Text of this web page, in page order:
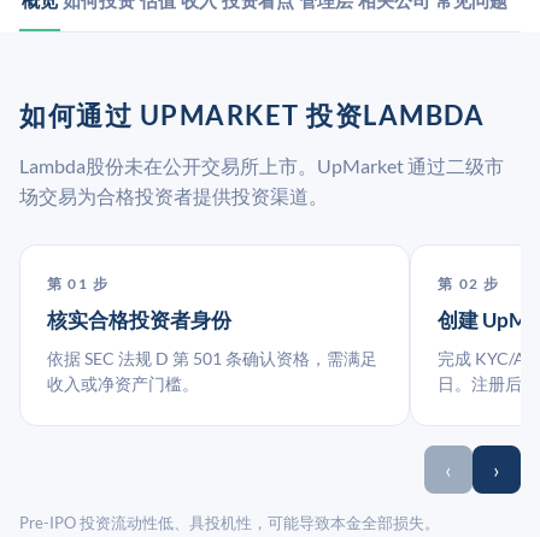
如何通过 UPMARKET 投资LAMBDA
Lambda股份未在公开交易所上市。UpMarket 通过二级市
场交易为合格投资者提供投资渠道。
第 01 步
核实合格投资者身份
依据 SEC 法规 D 第 501 条确认资格，需满足
收入或净资产门槛。
第 02 步
创建
完成 KYC/
日。注册后
‹ ›
Pre-IPO 投资流动性低、具投机性，可能导致本金全部损失。